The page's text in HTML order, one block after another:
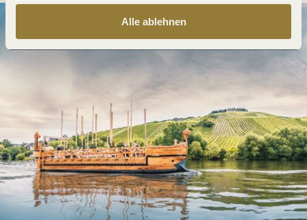
Alle ablehnen